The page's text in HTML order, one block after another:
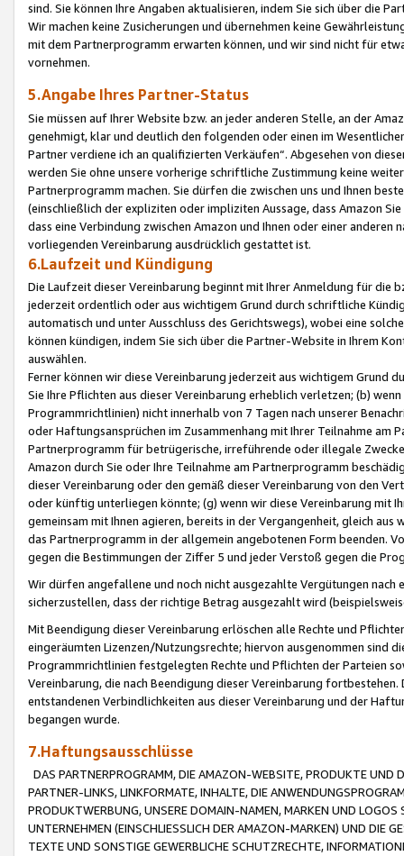
sind. Sie können Ihre Angaben aktualisieren, indem Sie sich über die
Wir machen keine Zusicherungen und übernehmen keine
mit dem Partnerprogramm erwarten können, und wir sind nicht für
vornehmen.
5.Angabe Ihres Partner-Status
Sie müssen auf Ihrer Website bzw. an jeder anderen Stelle, an der
genehmigt, klar und deutlich den folgenden oder einen im
Partner verdiene ich an qualifizierten Verkäufen“. Abgesehen von
werden Sie ohne unsere vorherige schriftliche Zustimmung keine
Partnerprogramm machen. Sie dürfen die zwischen uns und Ihnen
(einschließlich der expliziten oder impliziten Aussage, dass Amazon
dass eine Verbindung zwischen Amazon und Ihnen oder einer
vorliegenden Vereinbarung ausdrücklich gestattet ist.
6.Laufzeit und Kündigung
Die Laufzeit dieser Vereinbarung beginnt mit Ihrer Anmeldung für die
jederzeit ordentlich oder aus wichtigem Grund durch schriftliche
automatisch und unter Ausschluss des Gerichtswegs), wobei eine
können kündigen, indem Sie sich über die Partner-Website in Ihrem
auswählen.
Ferner können wir diese Vereinbarung jederzeit aus wichtigem Grund
Sie Ihre Pflichten aus dieser Vereinbarung erheblich verletzen; (b)
Programmrichtlinien) nicht innerhalb von 7 Tagen nach unserer
oder Haftungsansprüchen im Zusammenhang mit Ihrer Teilnahme am
Partnerprogramm für betrügerische, irreführende oder illegale
Amazon durch Sie oder Ihre Teilnahme am Partnerprogramm
dieser Vereinbarung oder den gemäß dieser Vereinbarung von den
oder künftig unterliegen könnte; (g) wenn wir diese Vereinbarung mit
gemeinsam mit Ihnen agieren, bereits in der Vergangenheit, gleich
das Partnerprogramm in der allgemein angebotenen Form beenden.
gegen die Bestimmungen der Ziffer 5 und jeder Verstoß gegen die
Wir dürfen angefallene und noch nicht ausgezahlte Vergütungen
sicherzustellen, dass der richtige Betrag ausgezahlt wird
Mit Beendigung dieser Vereinbarung erlöschen alle Rechte und
eingeräumten Lizenzen/Nutzungsrechte; hiervon ausgenommen sind
Programmrichtlinien festgelegten Rechte und Pflichten der Parteien
Vereinbarung, die nach Beendigung dieser Vereinbarung
entstandenen Verbindlichkeiten aus dieser Vereinbarung und der
begangen wurde.
7.Haftungsausschlüsse
DAS PARTNERPROGRAMM, DIE AMAZON-WEBSITE, PRODUKTE UND
PARTNER-LINKS, LINKFORMATE, INHALTE, DIE
PRODUKTWERBUNG, UNSERE DOMAIN-NAMEN, MARKEN UND
UNTERNEHMEN (EINSCHLIESSLICH DER AMAZON-MARKEN) UND DIE
TEXTE UND SONSTIGE GEWERBLICHE SCHUTZRECHTE,